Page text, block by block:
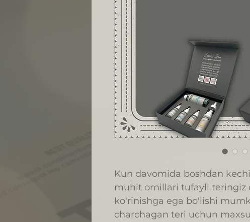
Kun davomida boshdan
muhit omillari tufayli teringiz
ko'rinishga ega bo'lishi
charchagan teri uchun